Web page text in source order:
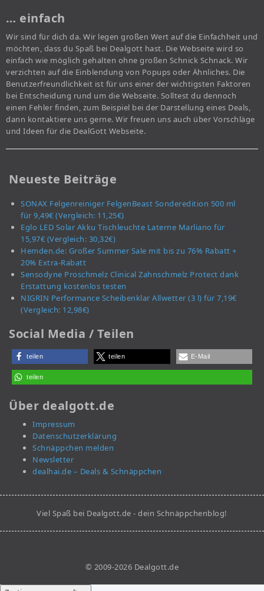
… einfach
Wir sind für dich da. Wir legen großen Wert auf die Einfachheit und
möchten, dass du Spaß bei Dealgott hast. Die Webseite wird so
einfach wie möglich gehalten ohne großen Schnick Schnack. Wir
verzichten auf die Einblendung von Popups oder Ähnliches. Die
Benutzerfreundlichkeit ist für uns einer der wichtigsten Faktoren
bei Entscheidung rund um die Webseite. Solltest du dennoch
einen Fehler finden, zum Beispiel bei der Darstellung eines Deals,
dann kontaktiere uns gerne. Wir freuen uns auch über Vorschläge
und Ideen für die DealGott Webseite.
Neueste Beiträge
SONAX Felgenreiniger FelgenBeast Sonderedition 500 ml
für 9,49€ (Vergleich: 11,25€)
Eglo LED Solar Akku Tischleuchte Laterne Marliano für
15,97€ (Vergleich: 30,32€)
Hemden.de: Großer Summer Sale mit bis zu 76% Rabatt +
20% Extra-Rabatt
Sensodyne Proschmelz Clinical Zahnschmelz Protect dank
Erstattung kostenlos testen
NIGRIN Performance Scheibenklar Allwetter (3 l) für 7,19€
(Vergleich: 12,98€)
Social Media / Teilen
teilen teilen E-Mail
teilen
Über dealgott.de
Impressum
Datenschutzerklärung
Schnäppchen melden
Newsletter
dealhai.de – Deals & Schnäppchen
Viel Spaß bei Dealgott.de - dein Schnäppchenblog!
© 2009-2026 Dealgott.de